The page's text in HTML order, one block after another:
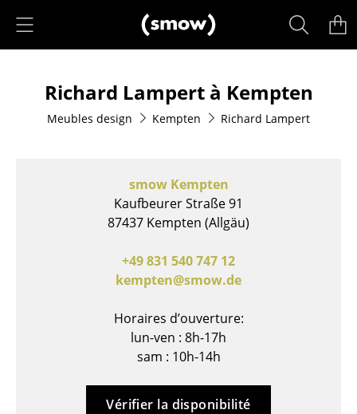
Sièges
Chaises de cuisine & salle à manger
Fauteuils lounge
Chaises cantilever
Chaises et Tabourets de bar
Bancs & Chaises longues
Richard Lampert à Kempten
Meubles design Kempten Richard Lampert
smow Kempten
Kaufbeurer Straße 91
87437 Kempten (Allgäu)
+49 831 540 747 12
kempten@smow.de
Horaires d’ouverture:
lun-ven : 8h-17h
sam : 10h-14h
Vérifier la disponibilité